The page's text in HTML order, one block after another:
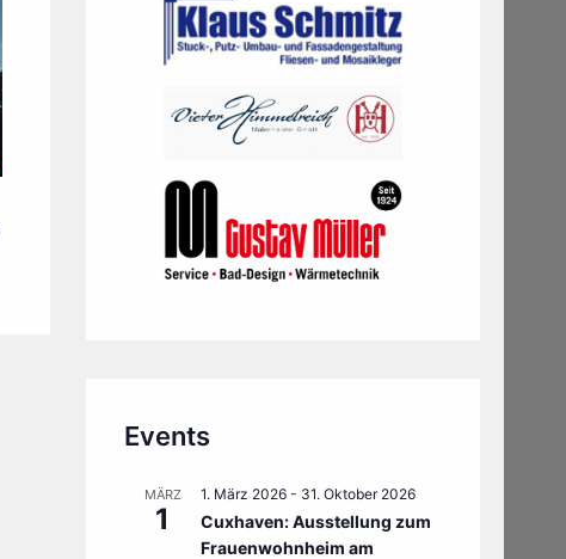
Events
MÄRZ
1
1. März 2026 - 31. Oktober 2026
Cuxhaven: Ausstellung zum
Frauenwohnheim am